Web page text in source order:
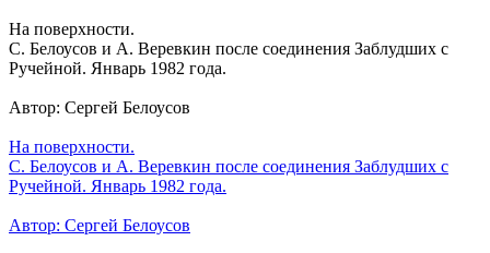
На поверхности.
С. Белоусов и А. Веревкин после соединения Заблудших с
Ручейной. Январь 1982 года.
Автор: Сергей Белоусов
На поверхности.
С. Белоусов и А. Веревкин после соединения Заблудших с
Ручейной. Январь 1982 года.
Автор: Сергей Белоусов